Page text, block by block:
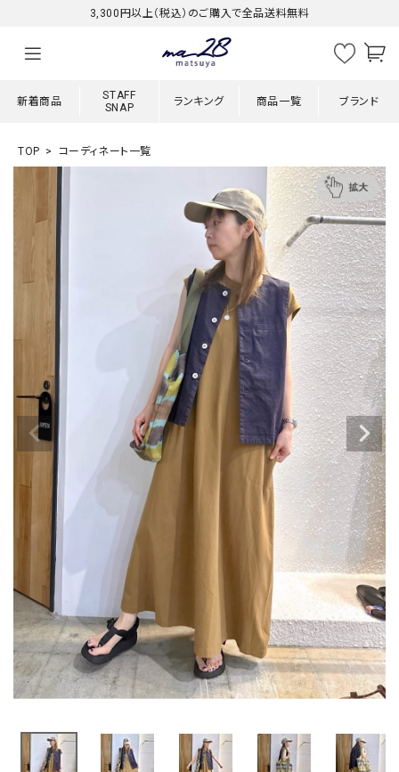
3,300円以上（税込）のご購入で全品送料無料
新着商品
STAFF
SNAP
ランキング 商品一覧 ブランド
TOP コーディネート一覧